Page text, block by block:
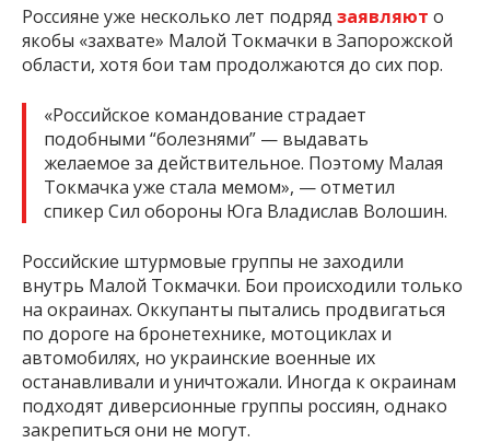
Россияне уже несколько лет подряд заявляют о
якобы «захвате» Малой Токмачки в Запорожской
области, хотя бои там продолжаются до сих пор.
«Российское командование страдает
подобными “болезнями” — выдавать
желаемое за действительное. Поэтому Малая
Токмачка уже стала мемом», — отметил
спикер Сил обороны Юга Владислав Волошин.
Российские штурмовые группы не заходили
внутрь Малой Токмачки. Бои происходили только
на окраинах. Оккупанты пытались продвигаться
по дороге на бронетехнике, мотоциклах и
автомобилях, но украинские военные их
останавливали и уничтожали. Иногда к окраинам
подходят диверсионные группы россиян, однако
закрепиться они не могут.